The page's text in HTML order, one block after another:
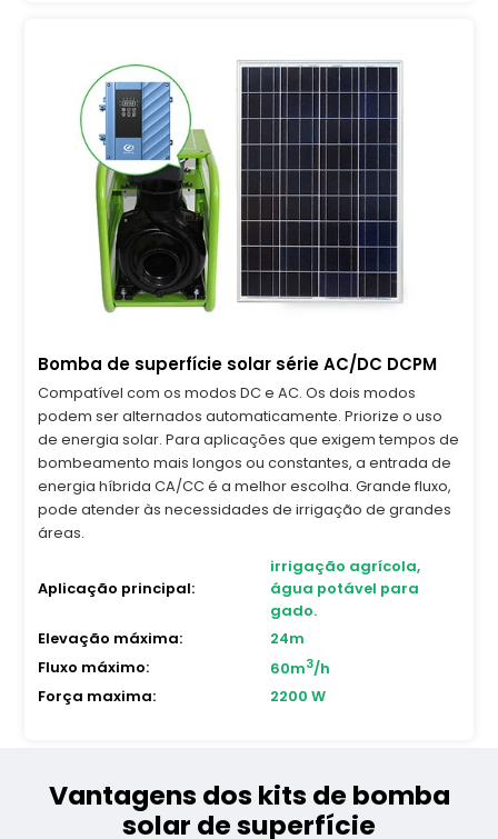
Bomba de superfície solar série AC/DC DCPM
Compatível com os modos DC e AC. Os dois modos
podem ser alternados automaticamente. Priorize o uso
de energia solar. Para aplicações que exigem tempos de
bombeamento mais longos ou constantes, a entrada de
energia híbrida CA/CC é a melhor escolha. Grande fluxo,
pode atender às necessidades de irrigação de grandes
áreas.
Aplicação principal:
irrigação agrícola,
água potável para
gado.
Elevação máxima:
24m
Fluxo máximo:
60m3/h
Força maxima:
2200 W
Vantagens dos kits de bomba
solar de superfície